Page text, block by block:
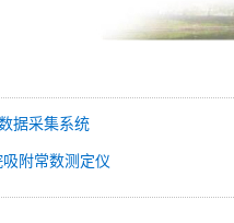
据采集系统
附常数测定仪